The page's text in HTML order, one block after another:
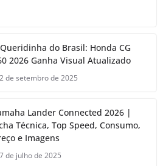
do Brasil: Honda CG
2026 Ganha Visual Atualizado
2 de setembro de 2025
Lander Connected 2026 |
Técnica, Top Speed, Consumo,
e Imagens
7 de julho de 2025